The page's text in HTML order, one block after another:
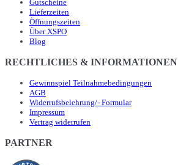
Gutscheine
Lieferzeiten
Öffnungszeiten
Über XSPO
Blog
RECHTLICHES & INFORMATIONEN
Gewinnspiel Teilnahmebedingungen
AGB
Widerrufsbelehrung/- Formular
Impressum
Vertrag widerrufen
PARTNER